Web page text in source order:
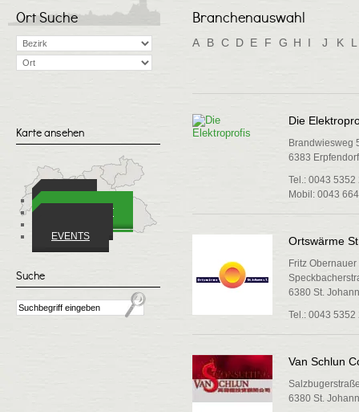
WIRTSCHAFT
EVENTS
Ort Suche
Karte ansehen
Suche
Branchenauswahl
A B C D E F G H I J K L
Die
Brandwiesweg
6383 Erpfendorf
Tel.: 0043 5352
Mobil: 0043
Ortswärme
Fritz Obernauer
6380 St.
Tel.: 0043 5352
Van Schlun
6380 St.